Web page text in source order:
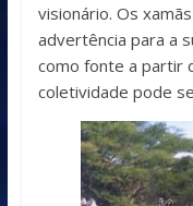
visionário. Os
advertência para a
como fonte a partir
coletividade pode